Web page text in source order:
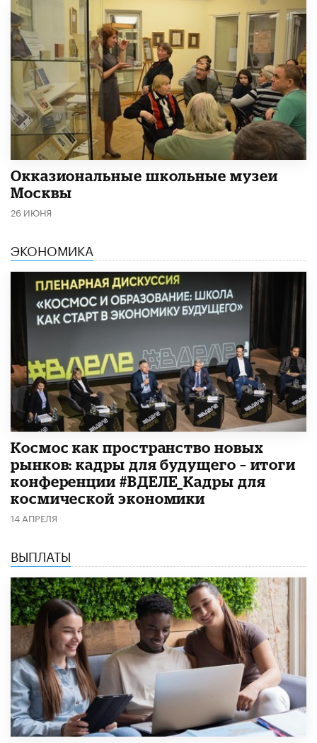
​Окказиональные школьные музеи
Москвы
26 ИЮНЯ
ЭКОНОМИКА
Космос как пространство новых
рынков: кадры для будущего – итоги
конференции #ВДЕЛЕ_Кадры для
космической экономики
14 АПРЕЛЯ
ВЫПЛАТЫ